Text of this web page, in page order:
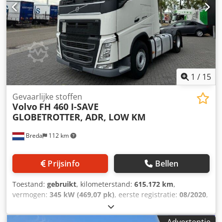
Naafreductie - Open dak - PTO - Sper - Trommelremmen -
Vering achter: Blad - Vering vooraan: Blad = Meer
informatie = Remmen: trommelremmen Vering: bladvering
Vooras: Meesturend; Bandenprofiel: 70% Achteras 1:
Dubbellucht; Differentieelslot; Bandenprofiel: 50%
Achteras 2: Dubbellucht; Differentieelslot; Bandenprofiel:
50% Technische staat: zeer goed Optische staat: zeer goed
1 / 15
Breda 112 km
Gevaarlijke stoffen
Volvo FH 460 I-SAVE
GLOBETROTTER, ADR, LOW KM
Prijsinfo Bellen
Toestand: gebruikt, kilometerstand: 615.172 km,
vermogen: 345 kW (469,07 pk), eerste registratie: 08/2020,
, bandenmaten:
wielbasis:3.800 mm, brandstof:diesel, kleur:wit,